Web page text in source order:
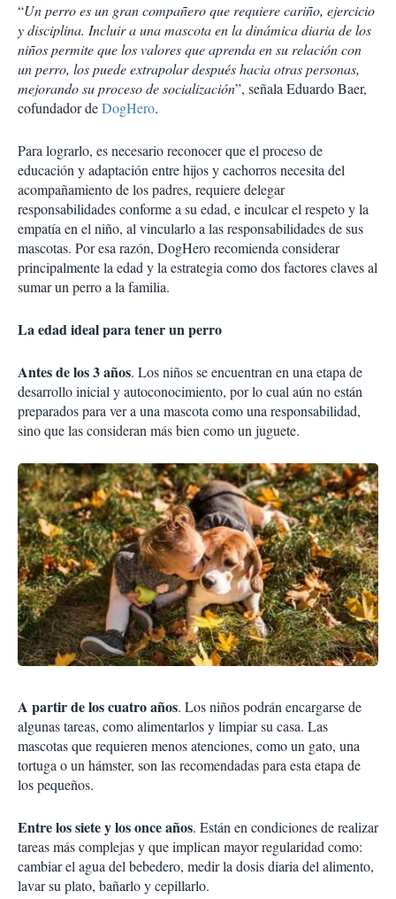
“Un perro es un gran compañero que requiere cariño, ejercicio
y disciplina. Incluir a una mascota en la dinámica diaria de los
niños permite que los valores que aprenda en su relación con
un perro, los puede extrapolar después hacia otras personas,
mejorando su proceso de socialización”, señala Eduardo Baer,
cofundador deDogHero.
Para lograrlo, es necesario reconocer que el proceso de
educación y adaptación entre hijos y cachorros necesita del
acompañamiento de los padres, requiere delegar
responsabilidades conforme a su edad, e inculcar el respeto y la
empatía en el niño, al vincularlo a las responsabilidades de sus
mascotas. Por esa razón, DogHero recomienda considerar
principalmente la edad y la estrategia como dos factores claves al
sumar un perro a la familia.
La edad ideal para tener un perro
Antes de los 3 años. Los niños se encuentran en una etapa de
desarrollo inicial y autoconocimiento, por lo cual aún no están
preparados para ver a una mascota como una responsabilidad,
sino que las consideran más bien como un juguete.
A partir de los cuatro años. Los niños podrán encargarse de
algunas tareas, como alimentarlos y limpiar su casa. Las
mascotas que requieren menos atenciones, como un gato, una
tortuga o un hámster, son las recomendadas para esta etapa de
los pequeños.
Entre los siete y los once años. Están en condiciones de realizar
tareas más complejas y que implican mayor regularidad como:
cambiar el agua del bebedero, medir la dosis diaria del alimento,
lavar su plato, bañarlo y cepillarlo.